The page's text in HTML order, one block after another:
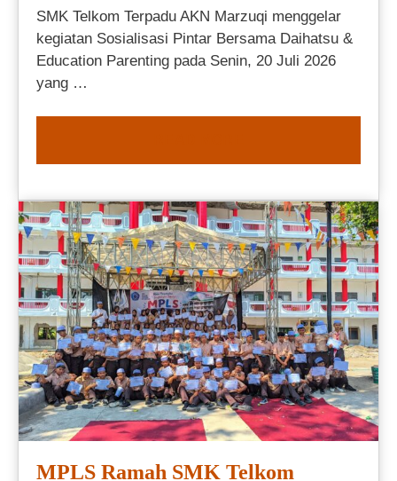
SMK Telkom Terpadu AKN Marzuqi menggelar
kegiatan Sosialisasi Pintar Bersama Daihatsu &
Education Parenting pada Senin, 20 Juli 2026
yang …
MPLS Ramah SMK Telkom